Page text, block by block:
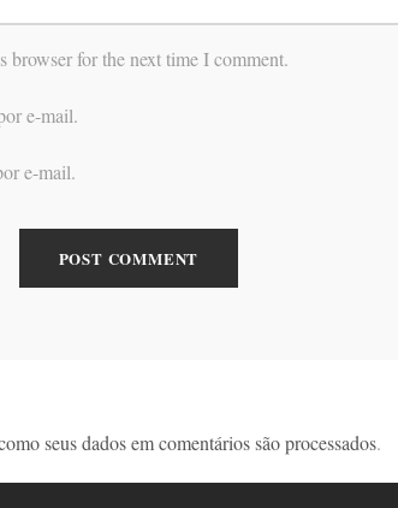
browser for the next time I comment.
e-mail.
e-mail.
seus dados em comentários são processados.